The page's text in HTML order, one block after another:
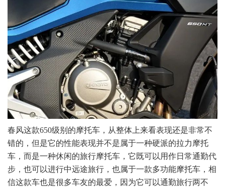
春风这款650级别的摩托车，从整体上来看表现还是非常不
错的，但是它的性能表现并不是属于一种硬派的拉力摩托
车，而是一种休闲的旅行摩托车，它既可以用作日常通勤代
步，也可以进行中远途旅行，也属于一款多功能摩托车，相
信这款车也是很多车友的最爱，因为它可以通勤旅行两不